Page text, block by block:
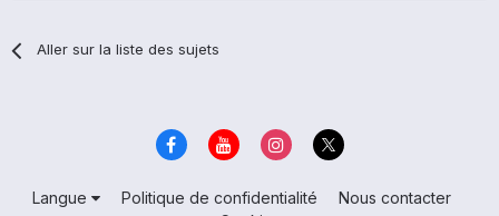
Aller sur la liste des sujets
Langue Politique de confidentialité
Nous contacter